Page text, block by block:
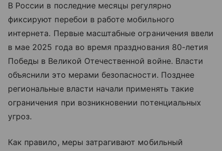
В России в последние месяцы регулярно
фиксируют перебои в работе мобильного
интернета. Первые масштабные ограничения ввели
в мае 2025 года во время празднования 80-летия
Победы в Великой Отечественной войне. Власти
объяснили это мерами безопасности. Позднее
региональные власти начали применять такие
ограничения при возникновении потенциальных
угроз.
Как правило, меры затрагивают мобильный